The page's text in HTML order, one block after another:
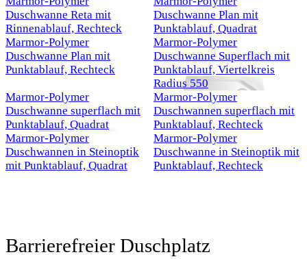
Duschwanne Reta mit
Rinnenablauf, Rechteck
Duschwanne Plan mit
Punktablauf, Quadrat
Marmor-Polymer
Duschwanne Plan mit
Punktablauf, Rechteck
Marmor-Polymer
Duschwanne Superflach mit
Punktablauf, Viertelkreis
Radius 550
Marmor-Polymer
Duschwanne superflach mit
Punktablauf, Quadrat
Marmor-Polymer
Duschwannen superflach mit
Punktablauf, Rechteck
Marmor-Polymer
Duschwannen in Steinoptik
mit Punktablauf, Quadrat
Marmor-Polymer
Duschwanne in Steinoptik mit
Punktablauf, Rechteck
Barrierefreier Duschplatz